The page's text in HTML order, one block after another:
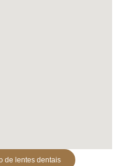
de lentes dentais